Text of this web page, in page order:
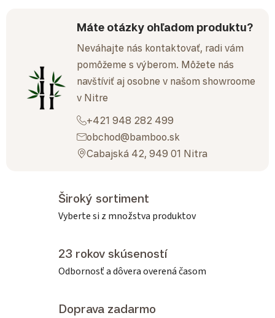
Máte otázky ohľadom produktu?
Neváhajte nás kontaktovať, radi vám
pomôžeme s výberom. Môžete nás
navštíviť aj osobne v našom showroome
v Nitre
+421 948 282 499
obchod@bamboo.sk
Cabajská 42, 949 01 Nitra
Široký sortiment
Vyberte si z množstva produktov
23 rokov skúseností
Odbornosť a dôvera overená časom
Doprava zadarmo